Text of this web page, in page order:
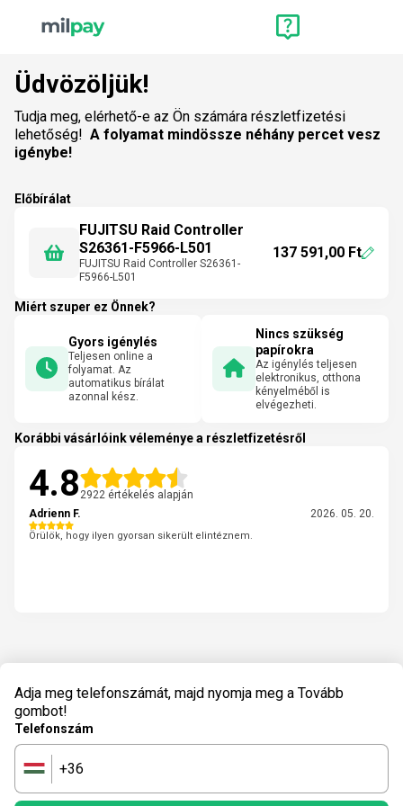
Üdvözöljük!
Tudja meg, elérhető-e az Ön számára részletfizetési
lehetőség! A folyamat mindössze néhány percet vesz
igénybe!
Előbírálat
FUJITSU Raid Controller
S26361-F5966-L501
FUJITSU Raid Controller S26361-
F5966-L501
137 591,00 Ft
Miért szuper ez Önnek?
Gyors igénylés
Teljesen online a
folyamat. Az
automatikus bírálat
azonnal kész.
Nincs szükség
papírokra
Az igénylés teljesen
elektronikus, otthona
kényelméből is
elvégezheti.
Korábbi vásárlóink véleménye a részletfizetésről
4.8 2922 értékelés alapján
Adrienn F.
2026. 05. 20.
Örülök, hogy ilyen gyorsan sikerült elintéznem.
Adja meg telefonszámát, majd nyomja meg a Tovább
gombot!
Telefonszám
🇭🇺 +36